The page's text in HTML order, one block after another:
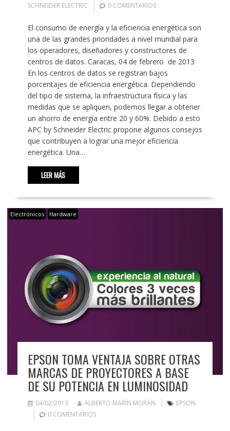
SCHNEIDER ELECTRIC
0 COMENTARIOS
El consumo de energía y la eficiencia energética son
una de las grandes prioridades a nivel mundial para
los operadores, diseñadores y constructores de
centros de datos. Caracas, 04 de febrero de 2013
En los centros de datos se registran bajos
porcentajes de eficiencia energética. Dependiendo
del tipo de sistema, la infraestructura física y las
medidas que se apliquen, podemos llegar a obtener
un ahorro de energía entre 20 y 60%. Debido a esto
APC by Schneider Electric propone algunos consejos
que contribuyen a lograr una mejor eficiencia
energética. Una…
LEER MÁS
Electrónicos Hardware
EPSON TOMA VENTAJA SOBRE OTRAS
MARCAS DE PROYECTORES A BASE
DE SU POTENCIA EN LUMINOSIDAD
04/02/2013 ALBERTO MARÍN MORÁN
EPSON
0 COMENTARIOS